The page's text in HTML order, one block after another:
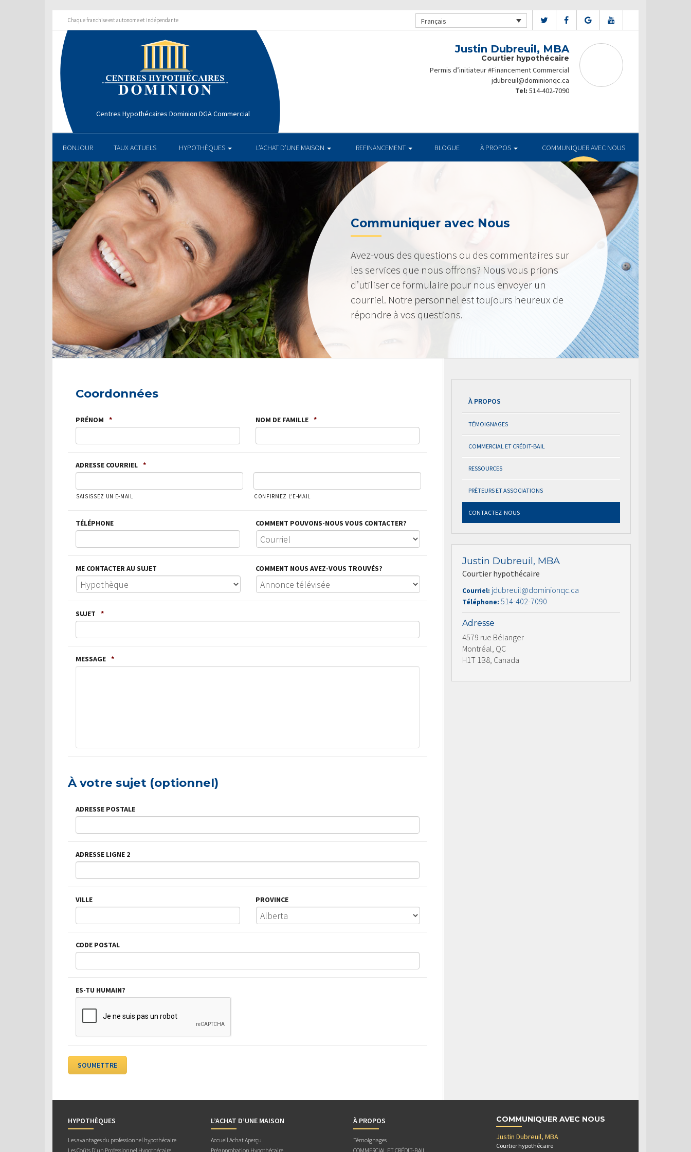
Chaque franchise est autonome et indépendante Français
Centres Hypothécaires Dominion DGA Commercial
Justin Dubreuil, MBA
Courtier hypothécaire
Permis d’initiateur #Financement Commercial
jdubreuil@dominionqc.ca
Tel: 514-402-7090
BONJOUR TAUX ACTUELS HYPOTHÈQUES L’ACHAT D’UNE MAISON REFINANCEMENT BLOGUE À PROPOS COMMUNIQUER AVEC NOUS
Communiquer avec Nous
Avez-vous des questions ou des commentaires sur
les services que nous offrons? Nous vous prions
d’utiliser ce formulaire pour nous envoyer un
courriel. Notre personnel est toujours heureux de
répondre à vos questions.
Coordonnées
PRÉNOM * NOM DE FAMILLE *
ADRESSE COURRIEL *
SAISISSEZ UN E-MAIL CONFIRMEZ L’E-MAIL
TÉLÉPHONE COMMENT POUVONS-NOUS VOUS CONTACTER?
ME CONTACTER AU SUJET COMMENT NOUS AVEZ-VOUS TROUVÉS?
SUJET *
MESSAGE *
À votre sujet (optionnel)
ADRESSE POSTALE
ADRESSE LIGNE 2
VILLE PROVINCE
CODE POSTAL
ES-TU HUMAIN?
À PROPOS
TÉMOIGNAGES
COMMERCIAL ET CRÉDIT-BAIL
RESSOURCES
PRÊTEURS ET ASSOCIATIONS
CONTACTEZ-NOUS
Justin Dubreuil, MBA
Courtier hypothécaire
Courriel: jdubreuil@dominionqc.ca
Téléphone: 514-402-7090
Adresse
4579 rue Bélanger
Montréal, QC
H1T 1B8, Canada
HYPOTHÈQUES
Les avantages du professionnel hypothécaire
Les Coûts D’un Professionnel Hypothécaire
L’ACHAT D’UNE MAISON
Accueil Achat Aperçu
Préapprobation Hypothécaire
À PROPOS
Témoignages
COMMERCIAL ET CRÉDIT-BAIL
COMMUNIQUER AVEC NOUS
Justin Dubreuil, MBA
Courtier hypothécaire